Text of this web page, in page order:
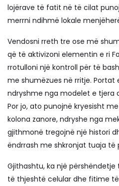
lojërave të fatit në të cilat
merrni ndihmë lokale
Vendosni rreth tre ose më
që të aktivizoni elementin e ri
rrotulloni një kontroll për të
me shumëzues në rritje. Portat
ndryshme nga modelet e tjera
Por jo, ato punojnë kryesisht
kolona zanore, ndryshe nga
gjithmonë tregojnë një histori
ëndrrash me shkronjat tuaja të
Gjithashtu, ka një
të thjeshtë celular dhe fitime